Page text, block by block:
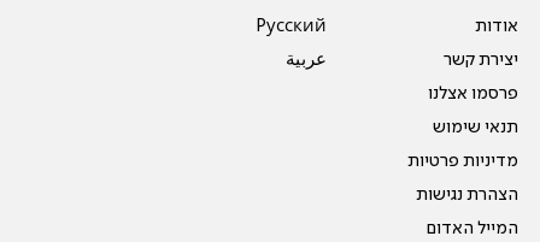
אודות
יצירת קשר
פרסמו אצלנו
תנאי שימוש
מדיניות פרטיות
הצהרת נגישות
המייל האדום
Pусский
عربية